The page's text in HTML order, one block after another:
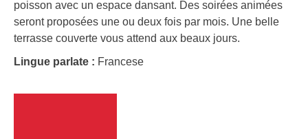
poisson avec un espace dansant. Des soirées animées
seront proposées une ou deux fois par mois. Une belle
terrasse couverte vous attend aux beaux jours.
Lingue parlate : Francese